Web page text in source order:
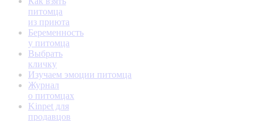
питомца
из приюта
Беременность
у питомца
Выбрать
кличку
Изучаем эмоции питомца
Журнал
о питомцах
Kinpet для
продавцов